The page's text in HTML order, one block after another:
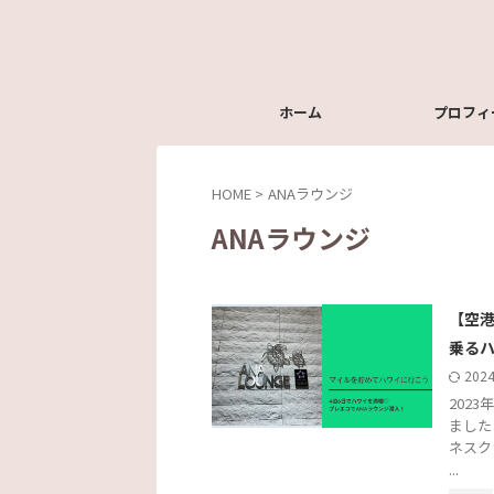
ホーム プロフ
HOME > ANAラウンジ
ANAラウンジ
【空
乗る
2023
まし
ネス
...